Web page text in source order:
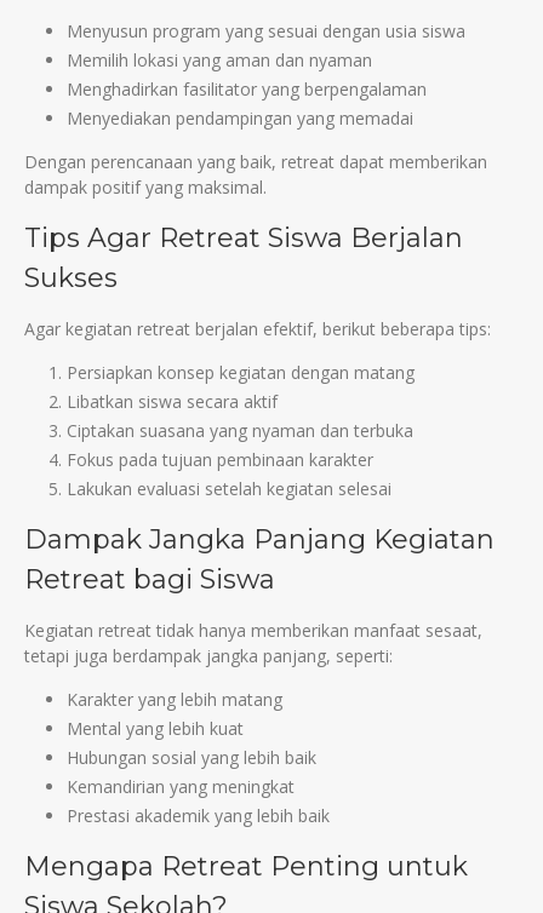
Menyusun program yang sesuai dengan usia siswa
Memilih lokasi yang aman dan nyaman
Menghadirkan fasilitator yang berpengalaman
Menyediakan pendampingan yang memadai
Dengan perencanaan yang baik, retreat dapat memberikan
dampak positif yang maksimal.
Tips Agar Retreat Siswa Berjalan
Sukses
Agar kegiatan retreat berjalan efektif, berikut beberapa tips:
Persiapkan konsep kegiatan dengan matang
Libatkan siswa secara aktif
Ciptakan suasana yang nyaman dan terbuka
Fokus pada tujuan pembinaan karakter
Lakukan evaluasi setelah kegiatan selesai
Dampak Jangka Panjang Kegiatan
Retreat bagi Siswa
Kegiatan retreat tidak hanya memberikan manfaat sesaat,
tetapi juga berdampak jangka panjang, seperti:
Karakter yang lebih matang
Mental yang lebih kuat
Hubungan sosial yang lebih baik
Kemandirian yang meningkat
Prestasi akademik yang lebih baik
Mengapa Retreat Penting untuk
Siswa Sekolah?